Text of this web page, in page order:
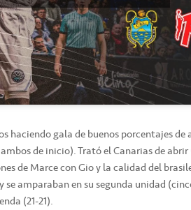
haciendo gala de buenos porcentajes
de inicio). Trató el Canarias de abrir
de Marce con Gio y la calidad del
amparaban en su segunda unidad
(21-21).